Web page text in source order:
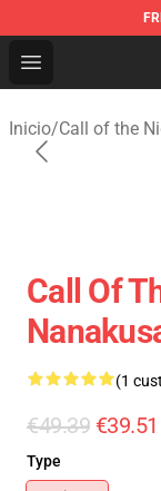
Open menu
Inicio/Call of the
Call Of
(1
€49.39 €39.51
Type